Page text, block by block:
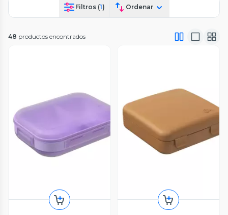
Filtros (1) Ordenar
48 productos encontrados